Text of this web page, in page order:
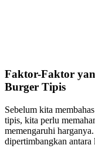
Faktor-Faktor
Burger Tipis
Sebelum kita
tipis, kita perlu
memengaruhi
dipertimbangkan antara